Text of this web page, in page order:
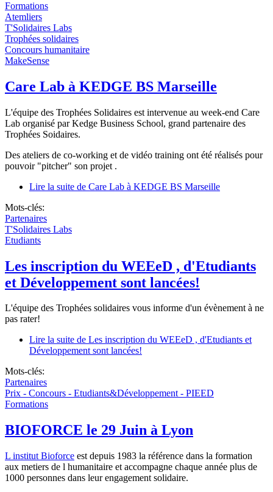
Formations
Atemliers
T'Solidaires Labs
Trophées solidaires
Concours humanitaire
MakeSense
Care Lab à KEDGE BS Marseille
L'équipe des Trophées Solidaires est intervenue au week-end Care
Lab organisé par Kedge Business School, grand partenaire des
Trophées Soidaires.
Des ateliers de co-working et de vidéo training ont été réalisés pour
pouvoir "pitcher" son projet .
Lire la suite de Care Lab à KEDGE BS Marseille
Mots-clés:
Partenaires
T'Solidaires Labs
Etudiants
Les inscription du WEEeD , d'Etudiants
et Développement sont lancées!
L'équipe des Trophées solidaires vous informe d'un évènement à ne
pas rater!
Lire la suite de Les inscription du WEEeD , d'Etudiants et
Développement sont lancées!
Mots-clés:
Partenaires
Prix - Concours - Etudiants&Développement - PIEED
Formations
BIOFORCE le 29 Juin à Lyon
L institut Bioforce est depuis 1983 la référence dans la formation
aux metiers de l humanitaire et accompagne chaque année plus de
1000 personnes dans leur engagement solidaire.